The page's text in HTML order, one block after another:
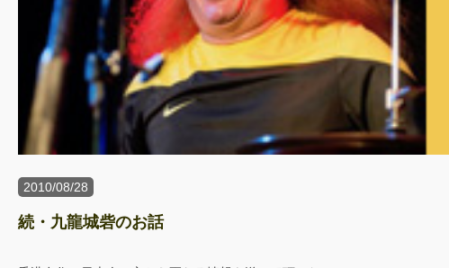
2010/08/28
続・九龍城砦のお話